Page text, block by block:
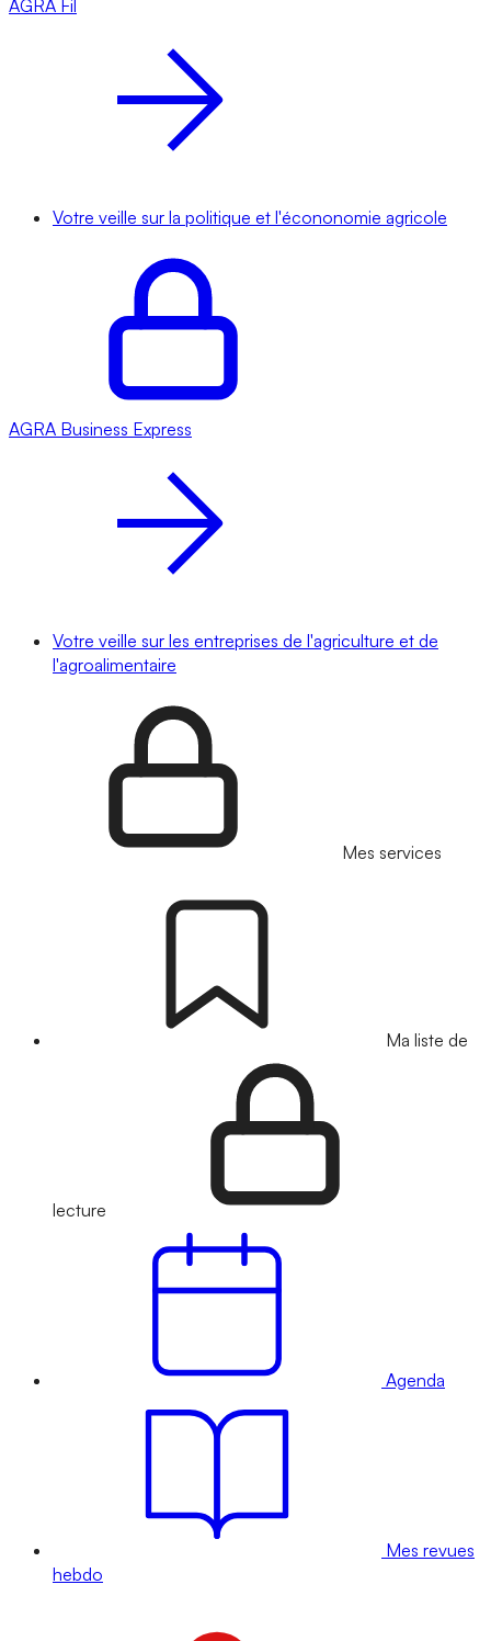
AGRA Fil
Votre veille sur la politique et l'écononomie agricole
AGRA Business Express
Votre veille sur les entreprises de l'agriculture et de
l'agroalimentaire
Mes services
Ma liste de
lecture
Agenda
Mes revues
hebdo